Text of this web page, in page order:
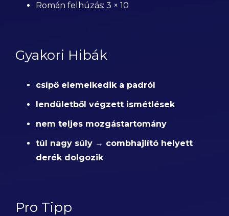
Román felhúzás: 3 × 10
Gyakori Hibák
csípő elemelkedik a padról
lendületből végzett ismétlések
nem teljes mozgástartomány
túl nagy súly → combhajlító helyett
derék dolgozik
Pro Tipp